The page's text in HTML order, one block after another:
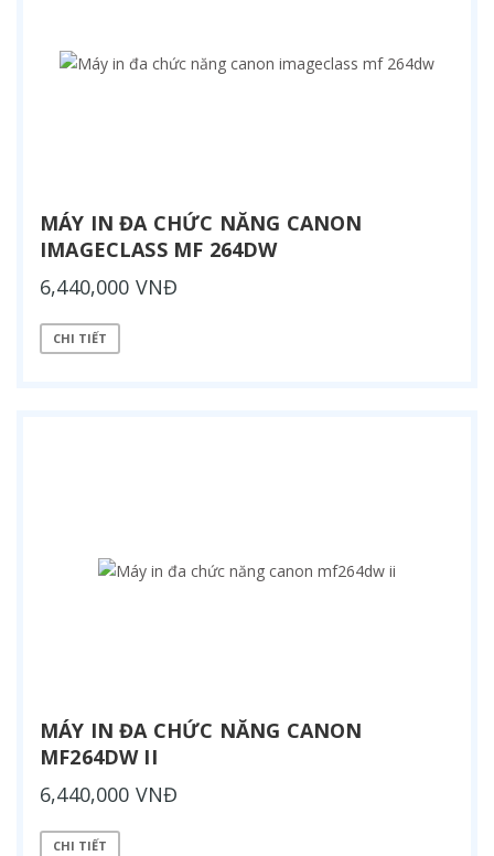
MÁY IN ĐA CHỨC NĂNG CANON
IMAGECLASS MF 264DW
6,440,000 VNĐ
CHI TIẾT
MÁY IN ĐA CHỨC NĂNG CANON
MF264DW II
6,440,000 VNĐ
CHI TIẾT